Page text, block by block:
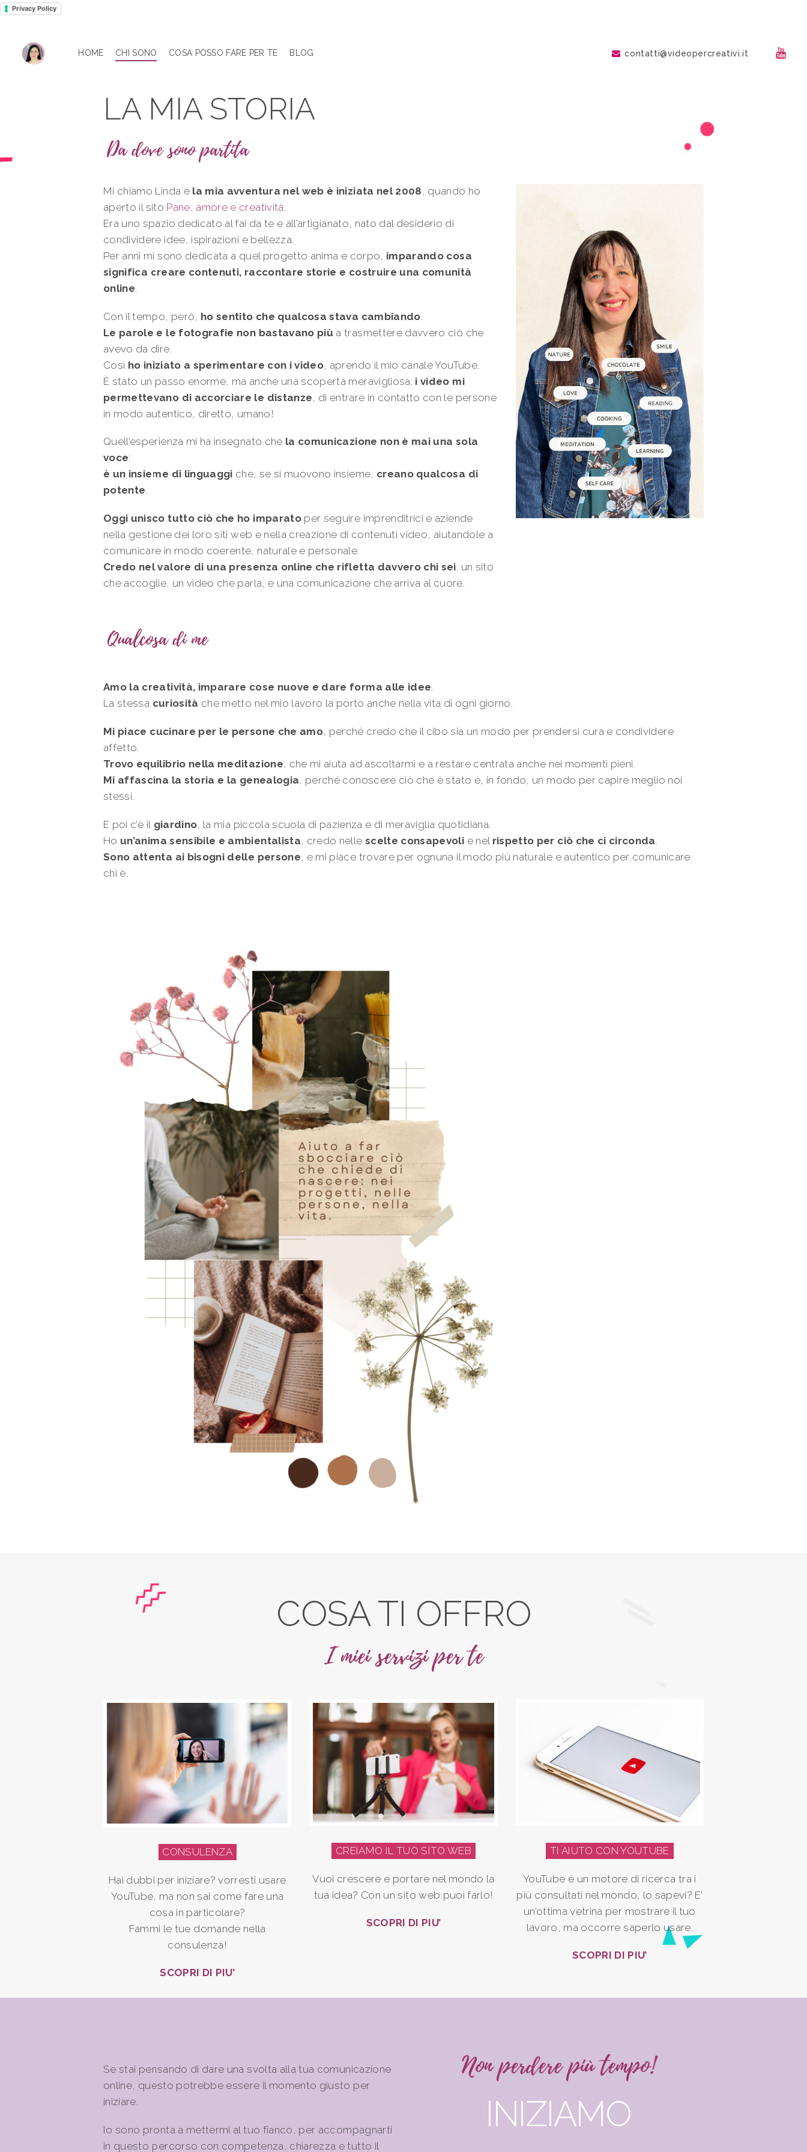
Privacy Policy
HOME CHI SONO COSA POSSO FARE PER TE BLOG contatti@videopercreativi.it
LA MIA STORIA
Da dove sono partita
Mi chiamo Linda e la mia avventura nel web è iniziata nel 2008 , quando ho
aperto il sito Pane, amore e creatività.
Era uno spazio dedicato al fai da te e all’artigianato, nato dal desiderio di
condividere idee, ispirazioni e bellezza.
Per anni mi sono dedicata a quel progetto anima e corpo, imparando cosa
significa creare contenuti, raccontare storie e costruire una comunità
online.
Con il tempo, però, ho sentito che qualcosa stava cambiando.
Le parole e le fotografie non bastavano più a trasmettere davvero ciò che
avevo da dire.
Così ho iniziato a sperimentare con i video, aprendo il mio canale YouTube.
È stato un passo enorme, ma anche una scoperta meravigliosa: i video mi
permettevano di accorciare le distanze, di entrare in contatto con le persone
in modo autentico, diretto, umano!
Quell’esperienza mi ha insegnato che la comunicazione non è mai una sola
voce:
è un insieme di linguaggi che, se si muovono insieme, creano qualcosa di
potente.
Oggi unisco tutto ciò che ho imparatoper seguire imprenditrici e aziende
nella gestione dei loro siti web e nella creazione di contenuti video, aiutandole a
comunicare in modo coerente, naturale e personale.
Credo nel valore di una presenza online che rifletta davvero chi sei: un sito
che accoglie, un video che parla, e una comunicazione che arriva al cuore.
Qualcosa di me
Amo la creatività, imparare cose nuove e dare forma alle idee.
La stessa curiosità che metto nel mio lavoro la porto anche nella vita di ogni giorno.
Mi piace cucinare per le persone che amo, perché credo che il cibo sia un modo per prendersi cura e condividere
affetto.
Trovo equilibrio nella meditazione, che mi aiuta ad ascoltarmi e a restare centrata anche nei momenti pieni.
Mi affascina la storia e la genealogia, perché conoscere ciò che è stato è, in fondo, un modo per capire meglio noi
stessi.
E poi c’è il giardino, la mia piccola scuola di pazienza e di meraviglia quotidiana.
Ho un’anima sensibile e ambientalista, credo nelle scelte consapevoli e nel rispetto per ciò che ci circonda.
Sono attenta ai bisogni delle persone, e mi piace trovare per ognunə il modo più naturale e autentico per comunicare
chi è.
COSA TI OFFRO
I miei servizi per te
CONSULENZA
Hai dubbi per iniziare? vorresti usare
YouTube, ma non sai come fare una
cosa in particolare?
Fammi le tue domande nella
consulenza!
SCOPRI DI PIU’
CREIAMO IL TUO SITO WEB
Vuoi crescere e portare nel mondo la
tua idea? Con un sito web puoi farlo!
SCOPRI DI PIU’
TI AIUTO CON YOUTUBE
YouTube è un motore di ricerca tra i
più consultati nel mondo, lo sapevi? E’
un’ottima vetrina per mostrare il tuo
lavoro, ma occorre saperlo usare.
SCOPRI DI PIU’
Se stai pensando di dare una svolta alla tua comunicazione
online, questo potrebbe essere il momento giusto per
iniziare.
Io sono pronta a mettermi al tuo fianco, per accompagnarti
in questo percorso con competenza, chiarezza e tutto il
Non perdere più tempo!
INIZIAMO